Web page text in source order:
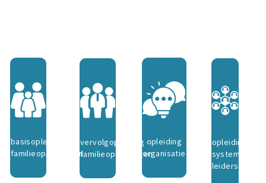
opleiding
organisatieopstellingen
vervolgopleiding
familieopstellingen
basisopleiding
familieopstellingen
opleiding
systemisch
leiderschap